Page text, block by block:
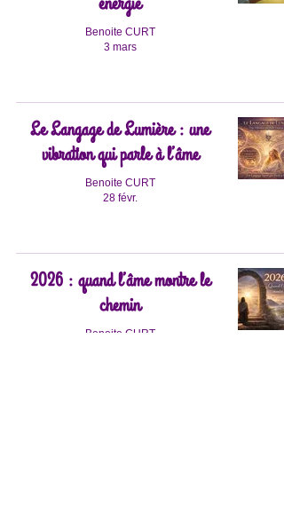
Benoite CURT
3 mars
Le Langage de Lumière : une
vibration qui parle à l’âme
Benoite CURT
28 févr.
2026 : quand l’âme montre le
chemin
Benoite CURT